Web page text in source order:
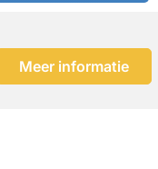
Meer informatie